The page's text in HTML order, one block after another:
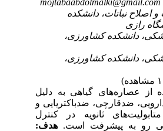
نباتات، دانشکده
رازی
دانشکده کشاورزی،
دانشکده کشاورزی،
عصاره‌های گیاهی به دلیل
ضد‌قارچی، ضد‌باکتریایی و
ثانویه در کنترل
رو به پیشرفت است.هدف: